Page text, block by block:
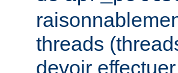
threads
devoir